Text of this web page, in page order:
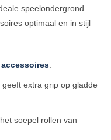
speelondergrond.
optimaal en in stijl
.
extra grip op gladde
soepel rollen van